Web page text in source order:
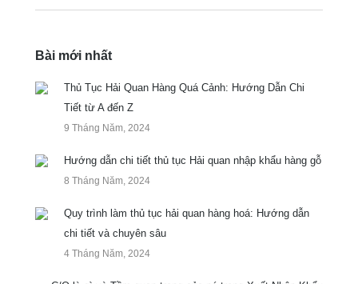
Bài mới nhất
Thủ Tục Hải Quan Hàng Quá Cảnh: Hướng Dẫn Chi
Tiết từ A đến Z
9 Tháng Năm, 2024
Hướng dẫn chi tiết thủ tục Hải quan nhập khẩu hàng gỗ
8 Tháng Năm, 2024
Quy trình làm thủ tục hải quan hàng hoá: Hướng dẫn
chi tiết và chuyên sâu
4 Tháng Năm, 2024